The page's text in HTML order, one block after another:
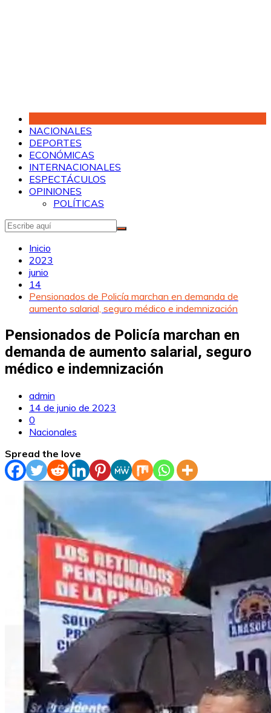
NACIONALES
DEPORTES
ECONÓMICAS
INTERNACIONALES
ESPECTÁCULOS
OPINIONES
POLÍTICAS
Inicio
2023
junio
14
Pensionados de Policía marchan en demanda de
aumento salarial, seguro médico e indemnización
Pensionados de Policía marchan en
demanda de aumento salarial, seguro
médico e indemnización
admin
14 de junio de 2023
0
Nacionales
Spread the love